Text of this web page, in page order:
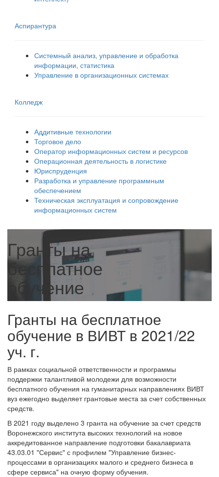
Аспирантура
Системный анализ, управление и обработка
информации, статистика
Управление в организационных системах
Колледж
Аддитивные технологии
Торговое дело
Оператор информационных систем и ресурсов
Операционная деятельность в логистике
Юриспруденция
Разработка и управление программным
обеспечением
Техническая эксплуатация и сопровождение
информационных систем
Гранты на
бесплатное
обучение
Гранты на бесплатное
обучение в ВИВТ в 2021/22
уч. г.
В рамках социальной ответственности и программы
поддержки талантливой молодежи для возможности
бесплатного обучения на гуманитарных направлениях ВИВТ
вуз ежегодно выделяет грантовые места за счет собственных
средств.
В 2021 году выделено 3 гранта на обучение за счет средств
Воронежского института высоких технологий на новое
аккредитованное направление подготовки бакалавриата
43.03.01 "Сервис" с профилем "Управление бизнес-
процессами в организациях малого и среднего бизнеса в
сфере сервиса" на очную форму обучения.